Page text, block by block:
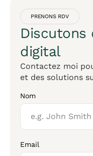
PRENONS RDV
Discutons
digital
Contactez moi
et des solutions
Nom
Email